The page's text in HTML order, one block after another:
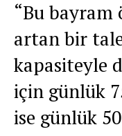
“Bu bayram
artan bir
kapasiteyle
için günlük
ise günlük